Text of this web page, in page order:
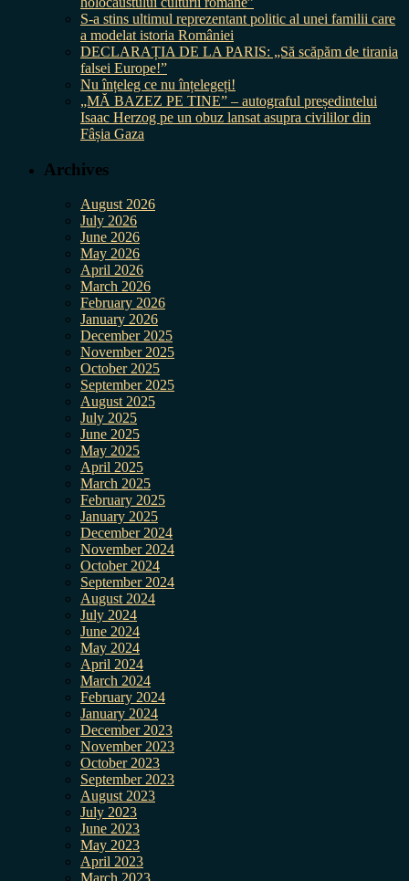
S-a stins ultimul reprezentant politic al unei familii care
a modelat istoria României
DECLARAȚIA DE LA PARIS: „Să scăpăm de tirania
falsei Europe!”
Nu înțeleg ce nu înțelegeți!
„MĂ BAZEZ PE TINE” – autograful președintelui
Isaac Herzog pe un obuz lansat asupra civililor din
Fâșia Gaza
Archives
August 2026
July 2026
June 2026
May 2026
April 2026
March 2026
February 2026
January 2026
December 2025
November 2025
October 2025
September 2025
August 2025
July 2025
June 2025
May 2025
April 2025
March 2025
February 2025
January 2025
December 2024
November 2024
October 2024
September 2024
August 2024
July 2024
June 2024
May 2024
April 2024
March 2024
February 2024
January 2024
December 2023
November 2023
October 2023
September 2023
August 2023
July 2023
June 2023
May 2023
April 2023